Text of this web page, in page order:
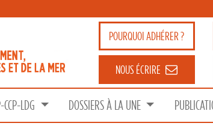
POURQUOIADHÉRER ?
NOUS ÉCRIRE
CCP-LDG DOSSIERS À LA UNE